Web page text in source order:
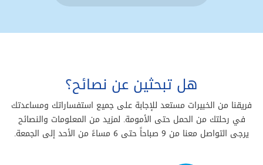
هل تبحثين عن نصائح؟
فريقنا من الخبيرات مستعد للإجابة على جميع استفساراتك ومساعدتك
في رحلتك من الحمل حتى الأمومة. لمزيد من المعلومات والنصائح
يرجى التواصل معنا من 9 صباحاً حتى 6 مساءً من الأحد إلى الجمعة.